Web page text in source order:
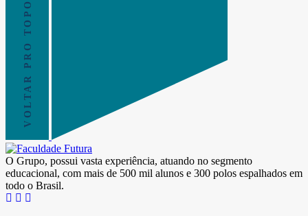
VOLTAR PRO TOPO
O Grupo, possui vasta experiência, atuando no segmento
educacional, com mais de 500 mil alunos e 300 polos espalhados em
todo o Brasil.